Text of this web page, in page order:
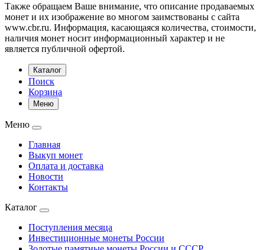
Также обращаем Ваше внимание, что описание продаваемых
монет и их изображение во многом заимствованы с сайта
www.cbr.ru. Информация, касающаяся количества, стоимости,
наличия монет носит информационный характер и не
является публичной офертой.
Каталог
Поиск
Корзина
Меню
Меню
Главная
Выкуп монет
Оплата и доставка
Новости
Контакты
Каталог
Поступления месяца
Инвестиционные монеты России